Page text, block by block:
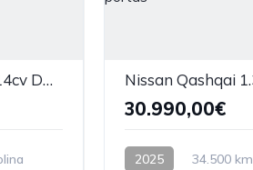
Nissan Juke Ice DIG-T 114cv DCT (Caixa Automática) N-Design Plus 5 lugares 5 portas
30.990,00€
2025 34.500 km